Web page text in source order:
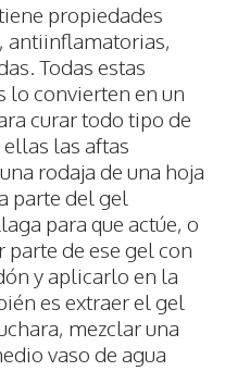
propiedades
antiinflamatorias,
Todas estas
lo convierten en un
curar todo tipo de
las aftas
rodaja de una hoja
parte del gel
para que actúe, o
de ese gel con
y aplicarlo en la
es extraer el gel
mezclar una
vaso de agua